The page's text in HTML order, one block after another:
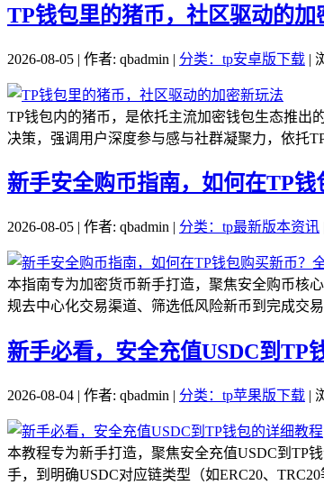
TP钱包里的猪币，社区驱动的加
2026-08-05 | 作者: qbadmin | 分类：tp安卓版下载 |
TP钱包内的猪币，是依托主流加密钱包生态推出
决策，强调用户深度参与感与社群凝聚力，依托
新手安全购币指南，如何在TP
2026-08-05 | 作者: qbadmin | 分类：tp最新版本资讯
本指南专为加密货币新手打造，聚焦安全购币核
规去中心化交易渠道、筛选低风险新币到完成交
新手必看，安全充值USDC到TP
2026-08-04 | 作者: qbadmin | 分类：tp苹果版下载 |
本教程专为新手打造，聚焦安全充值USDC到TP
手，到明确USDC对应链类型（如ERC20、